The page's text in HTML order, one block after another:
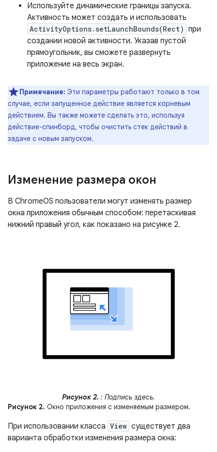
Используйте динамические границы запуска.
Активность может создать и использовать
ActivityOptions.setLaunchBounds(Rect) при
создании новой активности. Указав пустой
прямоугольник, вы сможете развернуть
приложение на весь экран.
Примечание: Эти параметры работают только в том
случае, если запущенное действие является корневым
действием. Вы также можете сделать это, используя
действие-спинборд, чтобы очистить стек действий в
задаче с новым запуском.
Изменение размера окон
В ChromeOS пользователи могут изменять размер
окна приложения обычным способом: перетаскивая
нижний правый угол, как показано на рисунке 2.
Рисунок 2. : Подпись здесь.
Рисунок 2. Окно приложения с изменяемым размером.
При использовании класса View существует два
варианта обработки изменения размера окна: